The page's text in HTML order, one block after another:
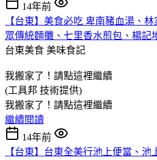
14年前
【台東】美食必吃 卑南豬血湯、
眾傳統麵攤、七里香水煎包、楊記
台東美食 美味食記
我搬家了！請點這裡繼續
(工具邦 技術提供)
我搬家了！請點這裡繼續
繼續閱讀
14年前
【台東】台東全美行池上便當、池